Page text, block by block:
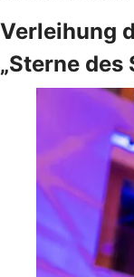
Verleihung
„Sterne des